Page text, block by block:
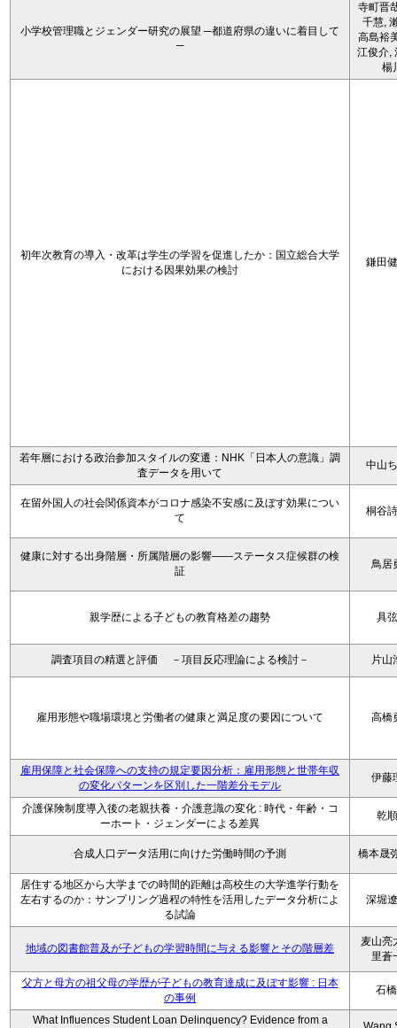
小学校管理職とジェンダー研究の展望 ─都道府県の違いに着目して
─
寺町晋
千慧,
高島裕
江俊介,
楊
初年次教育の導入・改革は学生の学習を促進したか：国立総合大学
における因果効果の検討
鎌田
若年層における政治参加スタイルの変遷：NHK「日本人の意識」調
査データを用いて
中山
在留外国人の社会関係資本がコロナ感染不安感に及ぼす効果につい
て
桐谷
健康に対する出身階層・所属階層の影響――ステータス症候群の検
証
鳥居
親学歴による子どもの教育格差の趨勢 具
調査項目の精選と評価 －項目反応理論による検討－ 片山
雇用形態や職場環境と労働者の健康と満足度の要因について 高橋
雇用保障と社会保障への支持の規定要因分析：雇用形態と世帯年収
の変化パターンを区別した一階差分モデル
伊藤
介護保険制度導入後の老親扶養・介護意識の変化 : 時代・年齢・コ
ーホート・ジェンダーによる差異
乾
合成人口データ活用に向けた労働時間の予測 橋本晟
居住する地区から大学までの時間的距離は高校生の大学進学行動を
左右するのか：サンプリング過程の特性を活用したデータ分析によ
る試論
深堀
地域の図書館普及が子どもの学習時間に与える影響とその階層差
麦山亮
里蒼
父方と母方の祖父母の学歴が子どもの教育達成に及ぼす影響 : 日本
の事例
石
What Influences Student Loan Delinquency? Evidence from a